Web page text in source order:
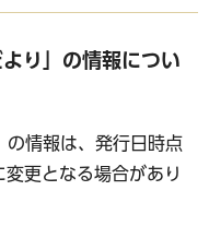
り」の情報につい
の情報は、発行日時点
更となる場合があり